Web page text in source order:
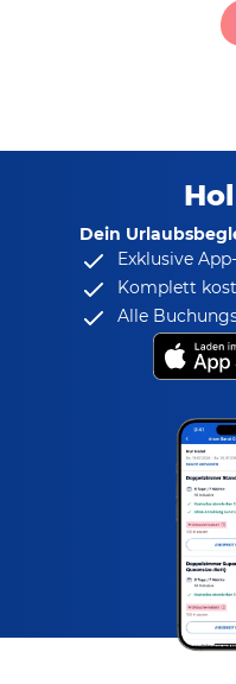
Dein
Exklusive
Komplett
Alle